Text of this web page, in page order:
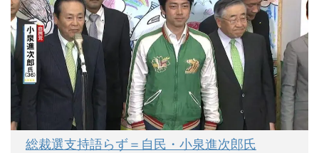
総裁選支持語らず＝自民・小泉進次郎氏